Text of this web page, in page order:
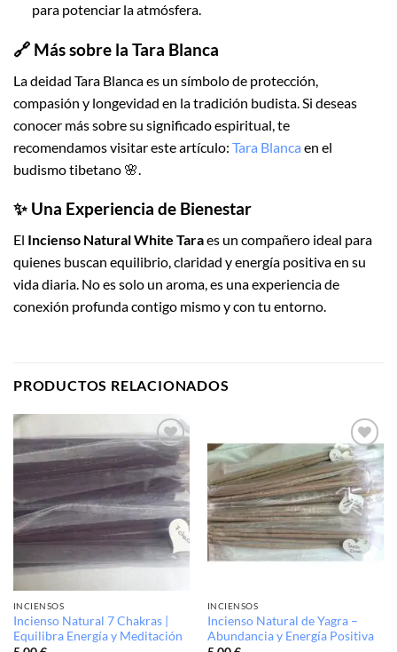
para potenciar la atmósfera.
🔗 Más sobre la Tara Blanca
La deidad Tara Blanca es un símbolo de protección,
compasión y longevidad en la tradición budista. Si deseas
conocer más sobre su significado espiritual, te
recomendamos visitar este artículo: Tara Blanca en el
budismo tibetano 🌸.
✨ Una Experiencia de Bienestar
El Incienso Natural White Taraes un compañero ideal para
quienes buscan equilibrio, claridad y energía positiva en su
vida diaria. No es solo un aroma, es una experiencia de
conexión profunda contigo mismo y con tu entorno.
PRODUCTOS RELACIONADOS
Añadir
a la
lista de
deseos
INCIENSOS
Incienso Natural 7 Chakras |
Equilibra Energía y Meditación
Añadir
a la
lista de
deseos
INCIENSOS
Incienso Natural de Yagra –
Abundancia y Energía Positiva